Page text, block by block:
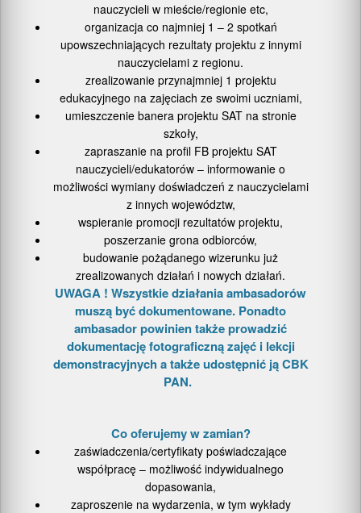
nauczycieli w mieście/regionie etc,
organizacja co najmniej 1 – 2 spotkań
upowszechniających rezultaty projektu z innymi
nauczycielami z regionu.
zrealizowanie przynajmniej 1 projektu
edukacyjnego na zajęciach ze swoimi uczniami,
umieszczenie banera projektu SAT na stronie
szkoły,
zapraszanie na profil FB projektu SAT
nauczycieli/edukatorów – informowanie o
możliwości wymiany doświadczeń z nauczycielami
z innych województw,
wspieranie promocji rezultatów projektu,
poszerzanie grona odbiorców,
budowanie pożądanego wizerunku już
zrealizowanych działań i nowych działań.
UWAGA ! Wszystkie działania ambasadorów
muszą być dokumentowane. Ponadto
ambasador powinien także prowadzić
dokumentację fotograficzną zajęć i lekcji
demonstracyjnych a także udostępnić ją CBK
PAN.
Co oferujemy w zamian?
zaświadczenia/certyfikaty poświadczające
współpracę – możliwość indywidualnego
dopasowania,
zaproszenie na wydarzenia, w tym wykłady